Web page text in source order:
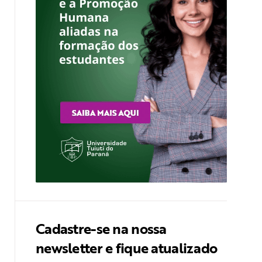
Cadastre-se na nossa
newsletter e fique atualizado